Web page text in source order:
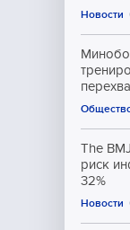
Новости
The
риск
32%
Новости